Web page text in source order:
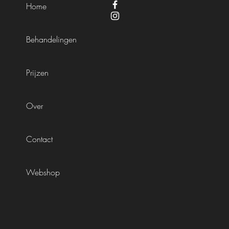
Home
Behandelingen
Prijzen
Over
Contact
Webshop